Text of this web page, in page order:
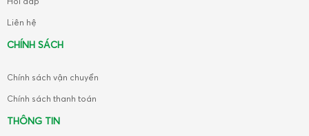
Liên hệ
CHÍNH SÁCH
Chính sách vận chuyển
Chính sách thanh toán
THÔNG TIN